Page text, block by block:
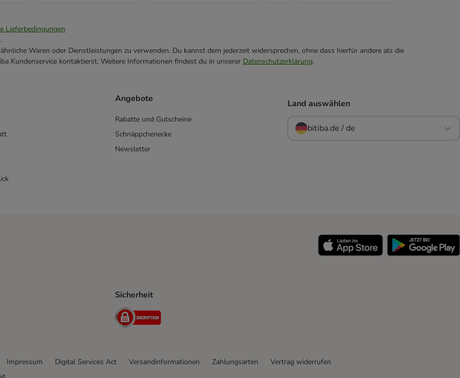
Lieferbedingungen
Waren oder Dienstleistungen zu verwenden. Du kannst dem jederzeit widersprechen, ohne dass hierfür andere als die
Kundenservice kontaktierst. Weitere Informationen findest du in unserer Datenschutzerklärung.
Angebote
Rabatte und Gutscheine
Schnäppchenecke
Newsletter
Land auswählen
bitiba.de / de
Method
Sicherheit
Security
Impressum Digital Services Act Versandinformationen Zahlungsarten
Vertrag widerrufen